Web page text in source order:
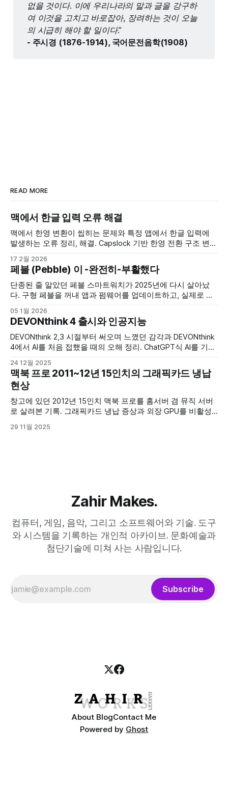
없을 것이다. 이에 우리나라의 말과 글을 강구하
여 이것을 고치고 바로잡아, 장려하는 것이 오늘
의 시급히 해야 할 일이다.”
- 주시경 (1876-1914), 국어문전음학(1908)
READ MORE
맥에서 한글 입력 오류 해결
맥에서 한영 변환이 씹히는 문제와 특정 앱에서 한글 입력에
발생하는 오류 정리, 해결. Capslock 기반 한영 전환 구조 변
설정 변경과 캐시 삭제 같은 현실적인 해결 방법 작성.
17 2월 2026
페블 (Pebble) 이 -완전히-부활했다
단종된 줄 알았던 페블 스마트워치가 2025년에 다시 살아났
다. 구형 페블을 꺼내 앱과 펌웨어를 업데이트하고, 실제로 다
05 1월 2026
DEVONthink 4 출시와 인공지능
DEVONthink 2,3 시절부터 써오며 느꼈던 감각과 DEVONthink
4에서 AI를 처음 접했을 때의 오해 정리. ChatGPT식 AI를 기대
24 12월 2025
맥북 프로 2011~12년 15인치의 그래픽카드 냉납
현상
창고에 있던 2012년 15인치 맥북 프로를 홈서버 겸 뮤직 서버
로 살려본 기록. 그래픽카드 냉납 증상과 외장 GPU를 비활성
29 11월 2025
Zahir Makes.
컴퓨터, 게임, 음악, 그리고 소프트웨어와 기술. 도구
와 시스템을 기록하는 개인적 아카이브. 문화예술과
첨단기술에 미쳐 사는 사람입니다.
Subscribe
About BlogContact Me
Powered by Ghost